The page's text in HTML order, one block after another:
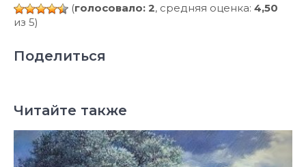
(голосовало: 2, средняя оценка: 4,50
из 5)
Поделиться
Читайте также